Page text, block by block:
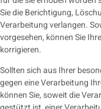
Sie die Berichtigung,
Verarbeitung verlangen.
vorgesehen, können Sie
korrigieren.
Sollten sich aus Ihrer
gegen eine Verarbeitung
können Sie, soweit die